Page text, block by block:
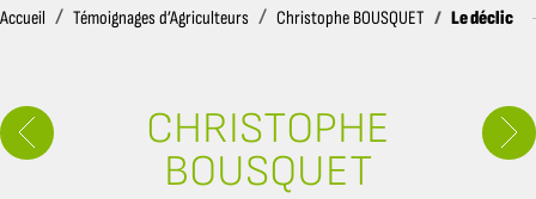
Accueil AccueilTémoignages d’Agriculteurs Christophe BOUSQUET Le déclic
CHRISTOPHE
BOUSQUET